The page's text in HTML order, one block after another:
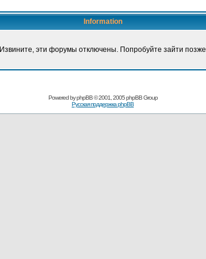
Information
Извините, эти форумы отключены. Попробуйте зайти позже
Powered byphpBB© 2001, 2005 phpBB Group
Русская поддержка phpBB